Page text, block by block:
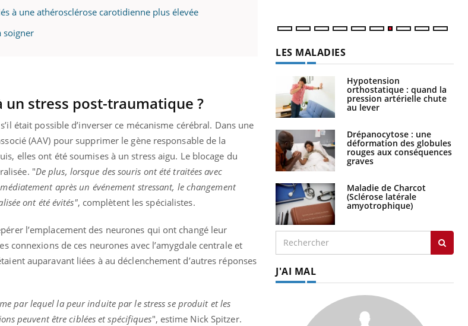
à une athérosclérose carotidienne plus élevée
soigner
stress post-traumatique ?
était possible d’inverser ce mécanisme cérébral. Dans une
(AAV) pour supprimer le gène responsable de la
elles ont été soumises à un stress aigu. Le blocage du
"De plus, lorsque des souris ont été traitées avec
après un événement stressant, le changement
ont été évités", complètent les spécialistes.
l’emplacement des neurones qui ont changé leur
connexions de ces neurones avec l’amygdale centrale et
auparavant liées à au déclenchement d’autres réponses
par lequel la peur induite par le stress se produit et les
peuvent être ciblées et spécifiques", estime Nick Spitzer.
LES MALADIES
Hypotension
orthostatique : quand la
pression artérielle chute
au lever
Drépanocytose : une
déformation des globules
rouges aux conséquences
graves
Maladie de Charcot
(Sclérose latérale
amyotrophique)
J'AI MAL